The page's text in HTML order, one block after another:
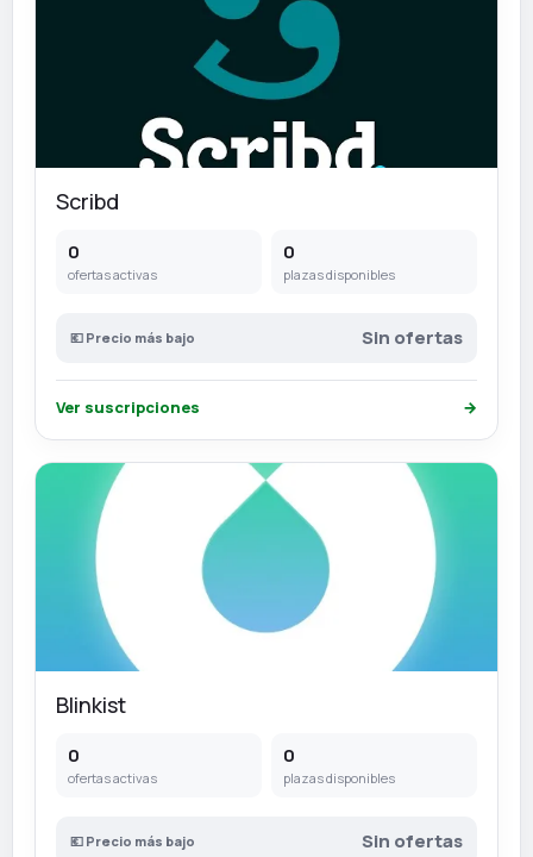
Scribd
0
ofertas activas
0
plazas disponibles
💶 Precio más bajo Sin ofertas
Ver suscripciones →
Blinkist
0
ofertas activas
0
plazas disponibles
💶 Precio más bajo Sin ofertas